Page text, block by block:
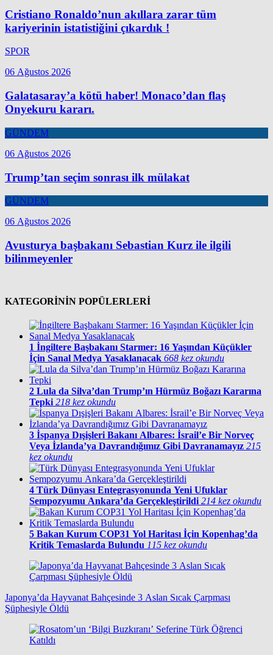
Cristiano Ronaldo’nun akıllara zarar tüm
kariyerinin istatistiğini çıkardık !
SPOR
06 Ağustos 2026
Galatasaray’a kötü haber! Monaco’dan flaş
Onyekuru kararı.
GÜNDEM
06 Ağustos 2026
Trump’tan seçim sonrası ilk mülakat
GÜNDEM
06 Ağustos 2026
Avusturya başbakanı Sebastian Kurz ile ilgili
bilinmeyenler
KATEGORİNİN POPÜLERLERİ
1 İngiltere Başbakanı Starmer: 16 Yaşından Küçükler
İçin Sanal Medya Yasaklanacak 668 kez okundu
2 Lula da Silva’dan Trump’ın Hürmüz Boğazı Kararına
Tepki 218 kez okundu
3 İspanya Dışişleri Bakanı Albares: İsrail’e Bir Norveç
Veya İzlanda’ya Davrandığımız Gibi Davranamayız 215
kez okundu
4 Türk Dünyası Entegrasyonunda Yeni Ufuklar
Sempozyumu Ankara’da Gerçekleştirildi 214 kez okundu
5 Bakan Kurum COP31 Yol Haritası İçin Kopenhag’da
Kritik Temaslarda Bulundu 115 kez okundu
Japonya’da Hayvanat Bahçesinde 3 Aslan Sıcak Çarpması
Şüphesiyle Öldü